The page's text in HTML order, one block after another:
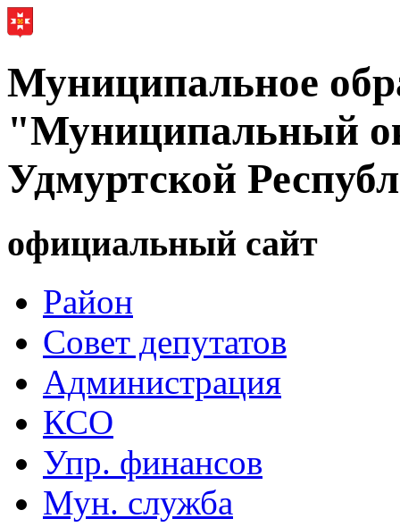
Муниципальное
"Муниципальный
Удмуртской
официальный сайт
Район
Совет депутатов
Администрация
КСО
Упр. финансов
Мун. служба